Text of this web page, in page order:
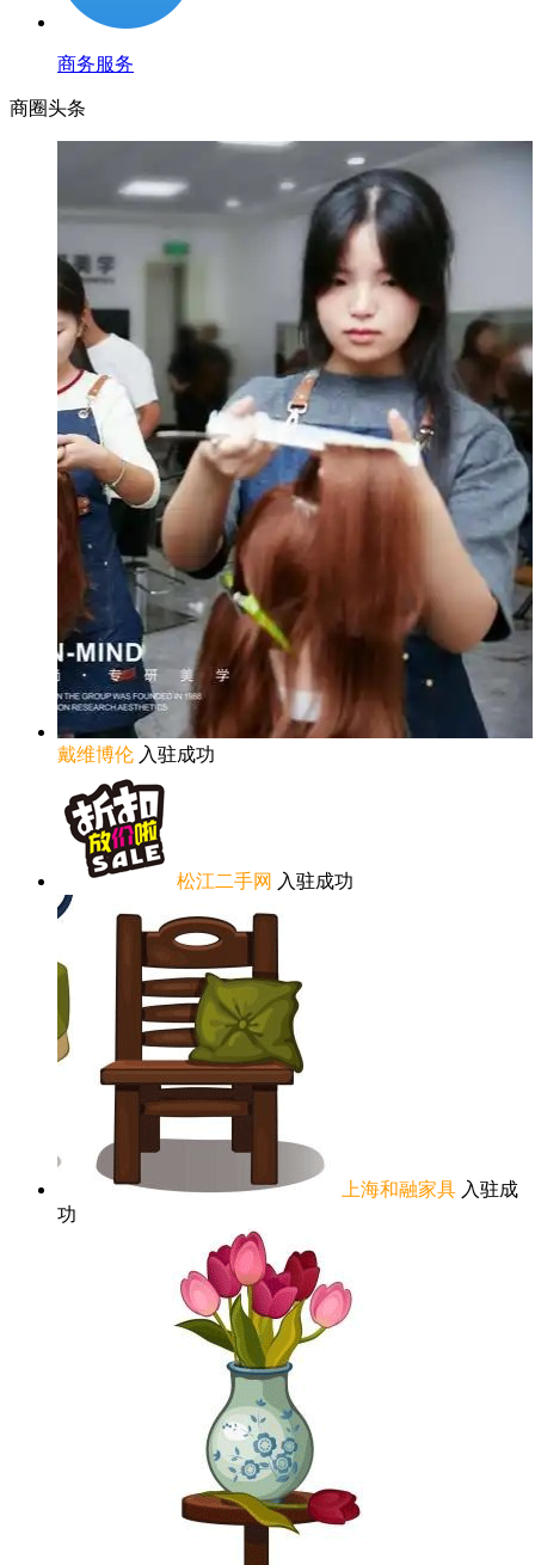
商务服务
商圈头条
戴维博伦 入驻成功
松江二手网 入驻成功
上海和融家具 入驻成
功